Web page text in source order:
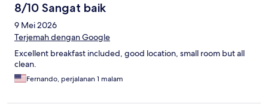
8/10 Sangat baik
9 Mei 2026
Terjemah dengan Google
Excellent breakfast included, good location, small room but all
clean.
Fernando, perjalanan 1 malam